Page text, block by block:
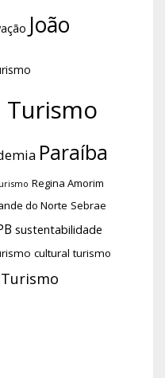
João
Paraíba
Regina Amorim
do Norte Sebrae
sustentabilidade
cultural turismo
Turismo